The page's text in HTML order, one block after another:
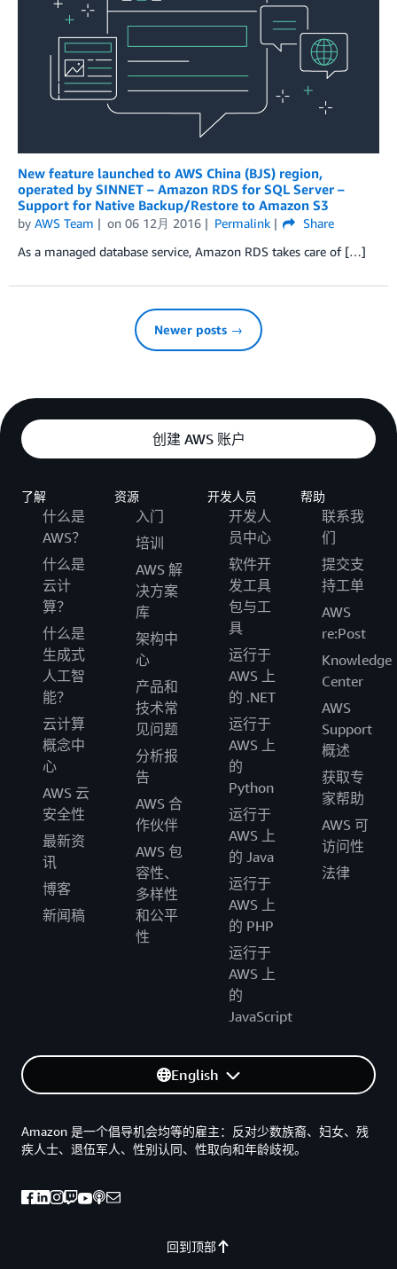
New feature launched to AWS China (BJS) region,
operated by SINNET – Amazon RDS for SQL Server –
Support for Native Backup/Restore to Amazon S3
by AWS Team on 06 12月 2016 Permalink
Share
As a managed database service, Amazon RDS takes care of […]
Newer posts →
创建 AWS 账户
了解
什么是
AWS？
什么是
云计
算？
什么是
生成式
人工智
能？
云计算
概念中
心
AWS 云
安全性
最新资
讯
博客
新闻稿
资源
入门
培训
AWS 解
决方案
库
架构中
心
产品和
技术常
见问题
分析报
告
AWS 合
作伙伴
AWS 包
容性、
多样性
和公平
性
开发人员
开发人
员中心
软件开
发工具
包与工
具
运行于
AWS 上
的 .NET
运行于
AWS 上
的
Python
运行于
AWS 上
的 Java
运行于
AWS 上
的 PHP
运行于
AWS 上
的
JavaScript
帮助
联系我
们
提交支
持工单
AWS
re:Post
Knowledge
Center
AWS
Support
概述
获取专
家帮助
AWS 可
访问性
法律
English
回到顶部
Amazon 是一个倡导机会均等的雇主：反对少数族裔、妇女、残
疾人士、退伍军人、性别认同、性取向和年龄歧视。